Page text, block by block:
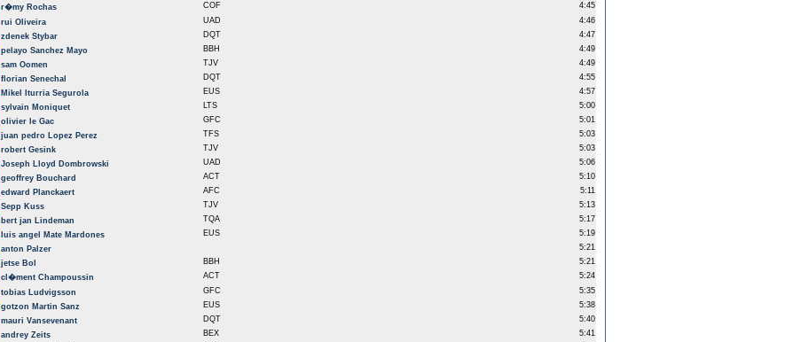
r�my Rochas COF
4:45
rui Oliveira UAD
4:46
zdenek Stybar DQT
4:47
pelayo Sanchez Mayo BBH
4:49
sam Oomen TJV
4:49
florian Senechal DQT
4:55
Mikel Iturria Segurola EUS
4:57
sylvain Moniquet LTS
5:00
olivier le Gac GFC
5:01
juan pedro Lopez Perez TFS
5:03
robert Gesink TJV
5:03
Joseph Lloyd Dombrowski UAD
5:06
geoffrey Bouchard ACT
5:10
edward Planckaert AFC
5:11
Sepp Kuss TJV
5:13
bert jan Lindeman TQA
5:17
luis angel Mate Mardones EUS
5:19
anton Palzer
5:21
jetse Bol BBH
5:21
cl�ment Champoussin ACT
5:24
tobias Ludvigsson GFC
5:35
gotzon Martin Sanz EUS
5:38
mauri Vansevenant DQT
5:40
andrey Zeits BEX
5:41